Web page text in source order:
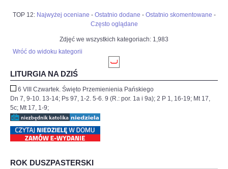
TOP 12: Najwyżej oceniane - Ostatnio dodane - Ostatnio skomentowane -
Często oglądane
Zdjęć we wszystkich kategoriach: 1,983
Wróć do widoku kategorii
LITURGIA NA DZIŚ
6 VIII Czwartek. Święto Przemienienia Pańskiego
Dn 7, 9-10. 13-14; Ps 97, 1-2. 5-6. 9 (R.: por. 1a i 9a); 2 P 1, 16-19; Mt 17,
5c; Mt 17, 1-9;
ROK DUSZPASTERSKI